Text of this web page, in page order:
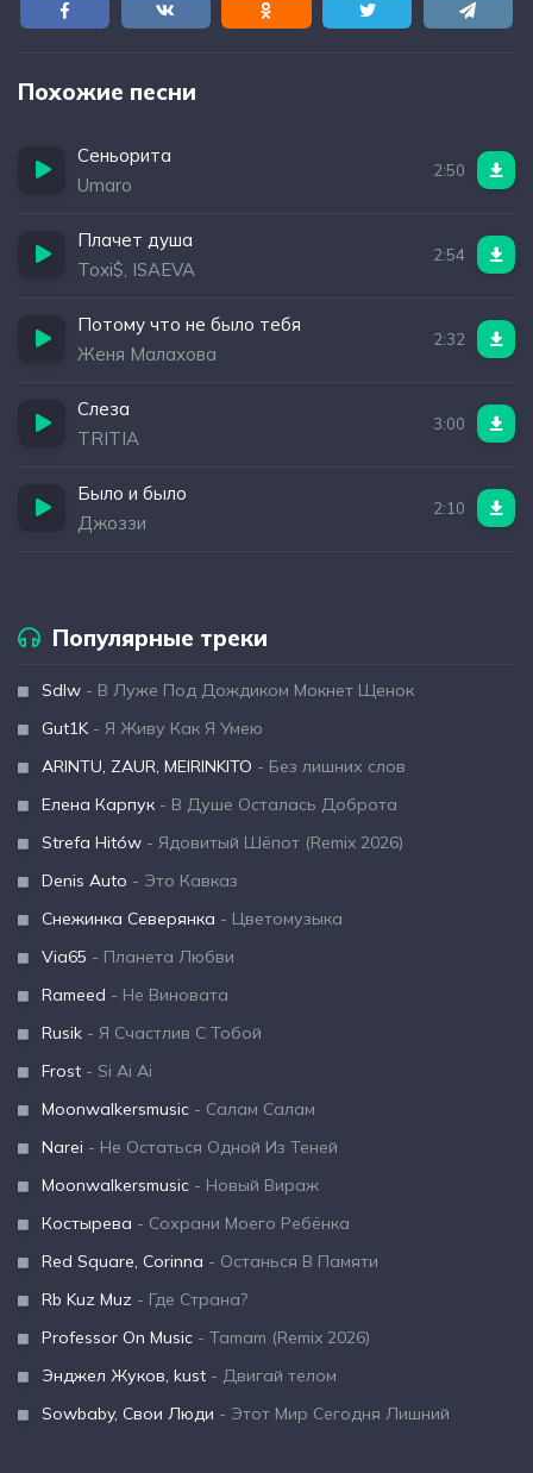
Похожие песни
Сеньорита
Umaro
2:50
Плачет душа
Toxi$, ISAEVA
2:54
Потому что не было тебя
Женя Малахова
2:32
Слеза
TRITIA
3:00
Было и было
Джоззи
2:10
Популярные треки
Sdlw - В Луже Под Дождиком Мокнет Щенок
Gut1K- Я Живу Как Я Умею
ARINTU, ZAUR, MEIRINKITO - Без лишних слов
Елена Карпук - В Душе Осталась Доброта
Strefa Hitów - Ядовитый Шёпот (Remix 2026)
Denis Auto - Это Кавказ
Снежинка Северянка - Цветомузыка
Via65 - Планета Любви
Rameed - Не Виновата
Rusik - Я Счастлив С Тобой
Frost - Si Ai Ai
Moonwalkersmusic - Салам Салам
Narei - Не Остаться Одной Из Теней
Moonwalkersmusic - Новый Вираж
Костырева - Сохрани Моего Ребёнка
Red Square, Corinna - Останься В Памяти
Rb Kuz Muz - Где Страна?
Professor On Music - Tamam (Remix 2026)
Энджел Жуков, kust - Двигай телом
Sowbaby, Свои Люди - Этот Мир Сегодня Лишний